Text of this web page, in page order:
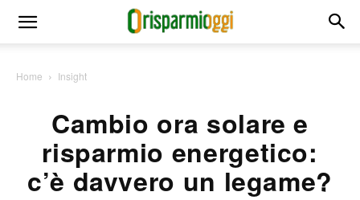
Home Insight
Cambio ora solare e
risparmio energetico:
c’è davvero un legame?